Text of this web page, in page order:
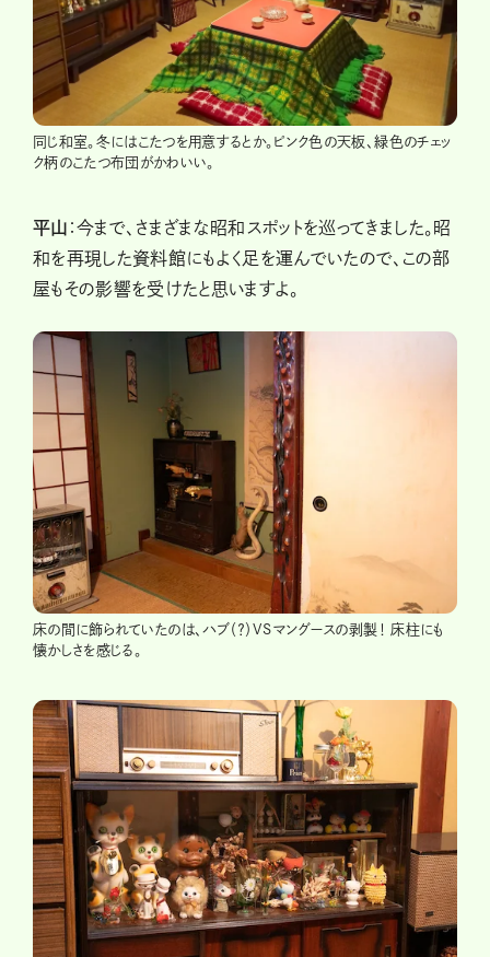
同じ和室。冬にはこたつを用意するとか。ピンク色の天板、緑色のチェッ
ク柄のこたつ布団がかわいい。
平山 ：今まで、さまざまな昭和スポットを巡ってきました。昭
和を再現した資料館にもよく足を運んでいたので、この部
屋もその影響を受けたと思いますよ。
床の間に飾られていたのは、ハブ（？）VSマングースの剥製！ 床柱にも
懐かしさを感じる。